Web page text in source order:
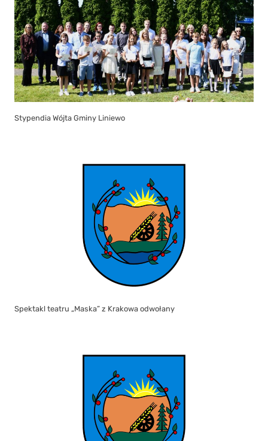
Stypendia Wójta Gminy Liniewo
Spektakl teatru „Maska” z Krakowa odwołany